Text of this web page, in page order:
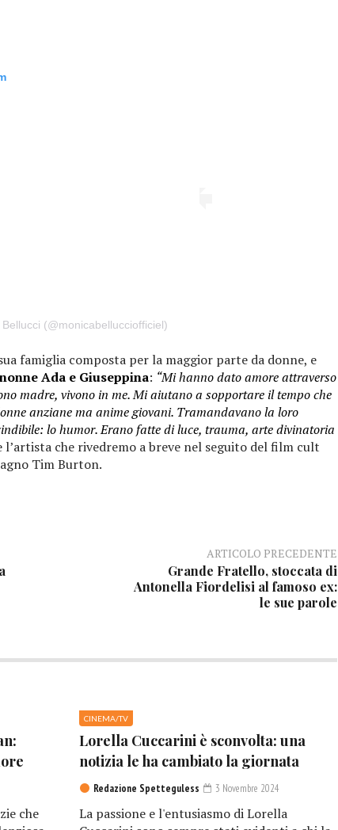
(@monicabellucciofficiel)
famiglia composta per la maggior parte da donne, e
Ada e Giuseppina: “Mi hanno dato amore attraverso
madre, vivono in me. Mi aiutano a sopportare il tempo che
anziane ma anime giovani. Tramandavano la loro
lo humor. Erano fatte di luce, trauma, arte divinatoria
che rivedremo a breve nel seguito del film cult
Tim Burton.
ARTICOLO PRECEDENTE
Grande Fratello, stoccata di
Antonella Fiordelisi al famoso ex:
le sue parole
che
CINEMA/TV
Lorella Cuccarini è sconvolta: una
notizia le ha cambiato la giornata
Redazione Spetteguless 3 Novembre 2024
La passione e l'entusiasmo di Lorella